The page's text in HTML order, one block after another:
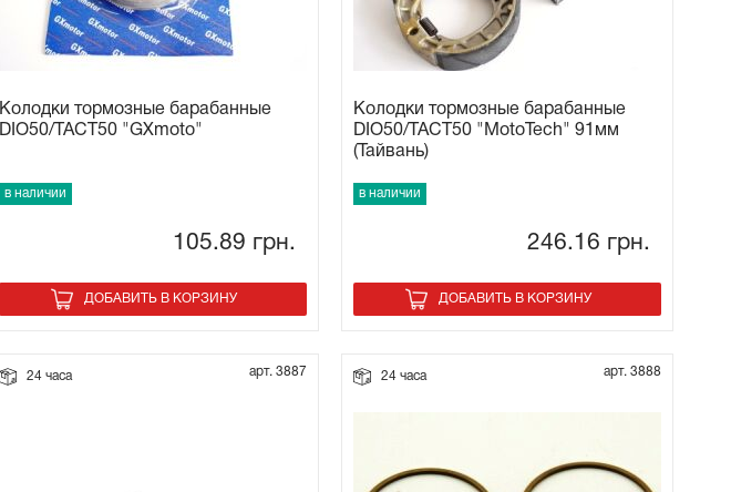
Колодки тормозные барабанные
DIO50/TACT50 "GXmoto"
в наличии
105.89 грн.
ДОБАВИТЬ В КОРЗИНУ
Колодки тормозные барабанные
DIO50/TACT50 "MotoTech" 91мм
(Тайвань)
в наличии
246.16 грн.
ДОБАВИТЬ В КОРЗИНУ
24 часа арт. 3887 24 часа арт. 3888